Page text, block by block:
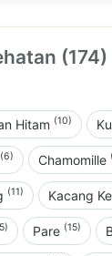
(174)
Hitam (10)
(6) Chamomille
(11) Kacang
Pare (15)